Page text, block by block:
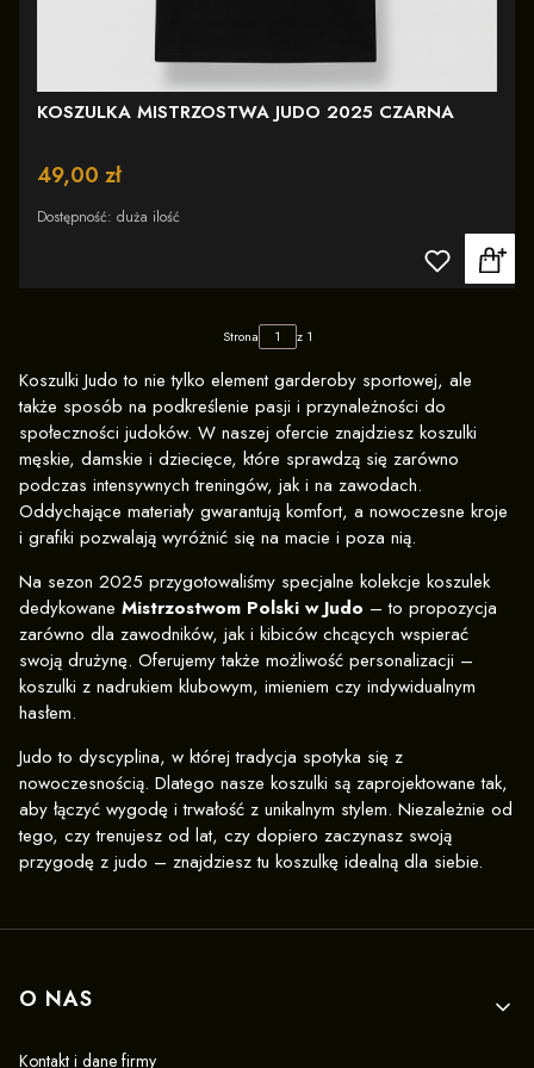
KOSZULKA MISTRZOSTWA JUDO 2025 CZARNA
Cena
49,00 zł
Dostępność: duża ilość
Strona z 1
Koszulki Judo to nie tylko element garderoby sportowej, ale
także sposób na podkreślenie pasji i przynależności do
społeczności judoków. W naszej ofercie znajdziesz koszulki
męskie, damskie i dziecięce, które sprawdzą się zarówno
podczas intensywnych treningów, jak i na zawodach.
Oddychające materiały gwarantują komfort, a nowoczesne kroje
i grafiki pozwalają wyróżnić się na macie i poza nią.
Na sezon 2025 przygotowaliśmy specjalne kolekcje koszulek
dedykowane Mistrzostwom Polski w Judo – to propozycja
zarówno dla zawodników, jak i kibiców chcących wspierać
swoją drużynę. Oferujemy także możliwość personalizacji –
koszulki z nadrukiem klubowym, imieniem czy indywidualnym
hasłem.
Judo to dyscyplina, w której tradycja spotyka się z
nowoczesnością. Dlatego nasze koszulki są zaprojektowane tak,
aby łączyć wygodę i trwałość z unikalnym stylem. Niezależnie od
tego, czy trenujesz od lat, czy dopiero zaczynasz swoją
przygodę z judo – znajdziesz tu koszulkę idealną dla siebie.
Linki w stopce
O NAS
Kontakt i dane firmy